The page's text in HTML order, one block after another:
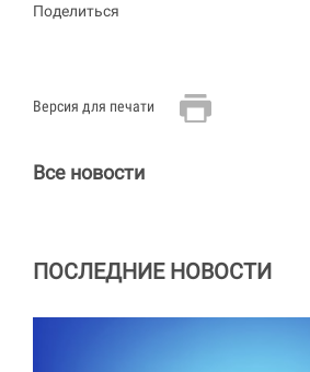
Поделиться
Версия для печати
Все новости
ПОСЛЕДНИЕ НОВОСТИ